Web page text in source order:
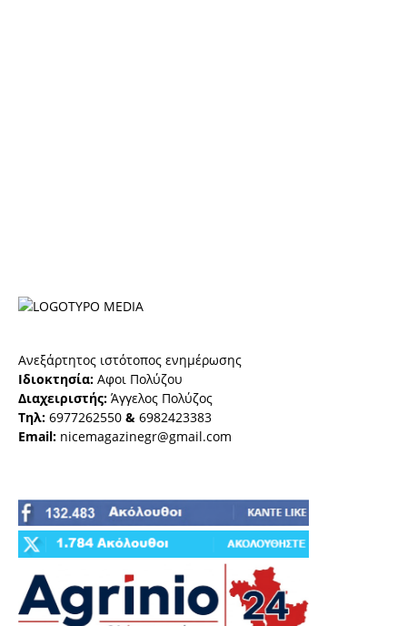
Ανεξάρτητος ιστότοπος ενημέρωσης
Ιδιοκτησία: Αφοι Πολύζου
Διαχειριστής: Άγγελος Πολύζος
Τηλ: 6977262550 & 6982423383
Email: nicemagazinegr@gmail.com